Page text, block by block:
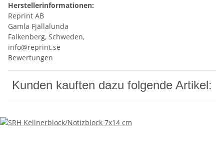
Herstellerinformationen:
Reprint AB
Gamla Fjällalunda
Falkenberg, Schweden,
info@reprint.se
Bewertungen
Kunden kauften dazu folgende Artikel: